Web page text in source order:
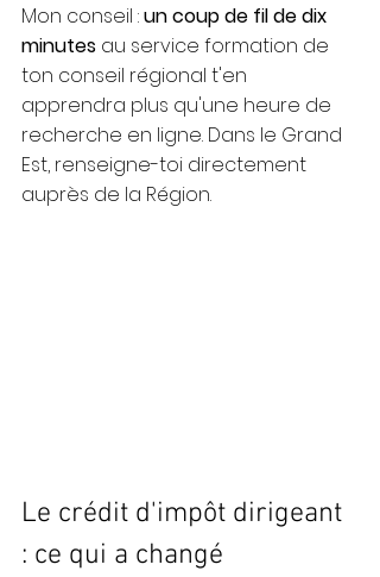
Mon conseil : un coup de fil de dix
minutes au service formation de
ton conseil régional t'en
apprendra plus qu'une heure de
recherche en ligne. Dans le Grand
Est, renseigne-toi directement
auprès de la Région.
Le crédit d'impôt dirigeant
: ce qui a changé